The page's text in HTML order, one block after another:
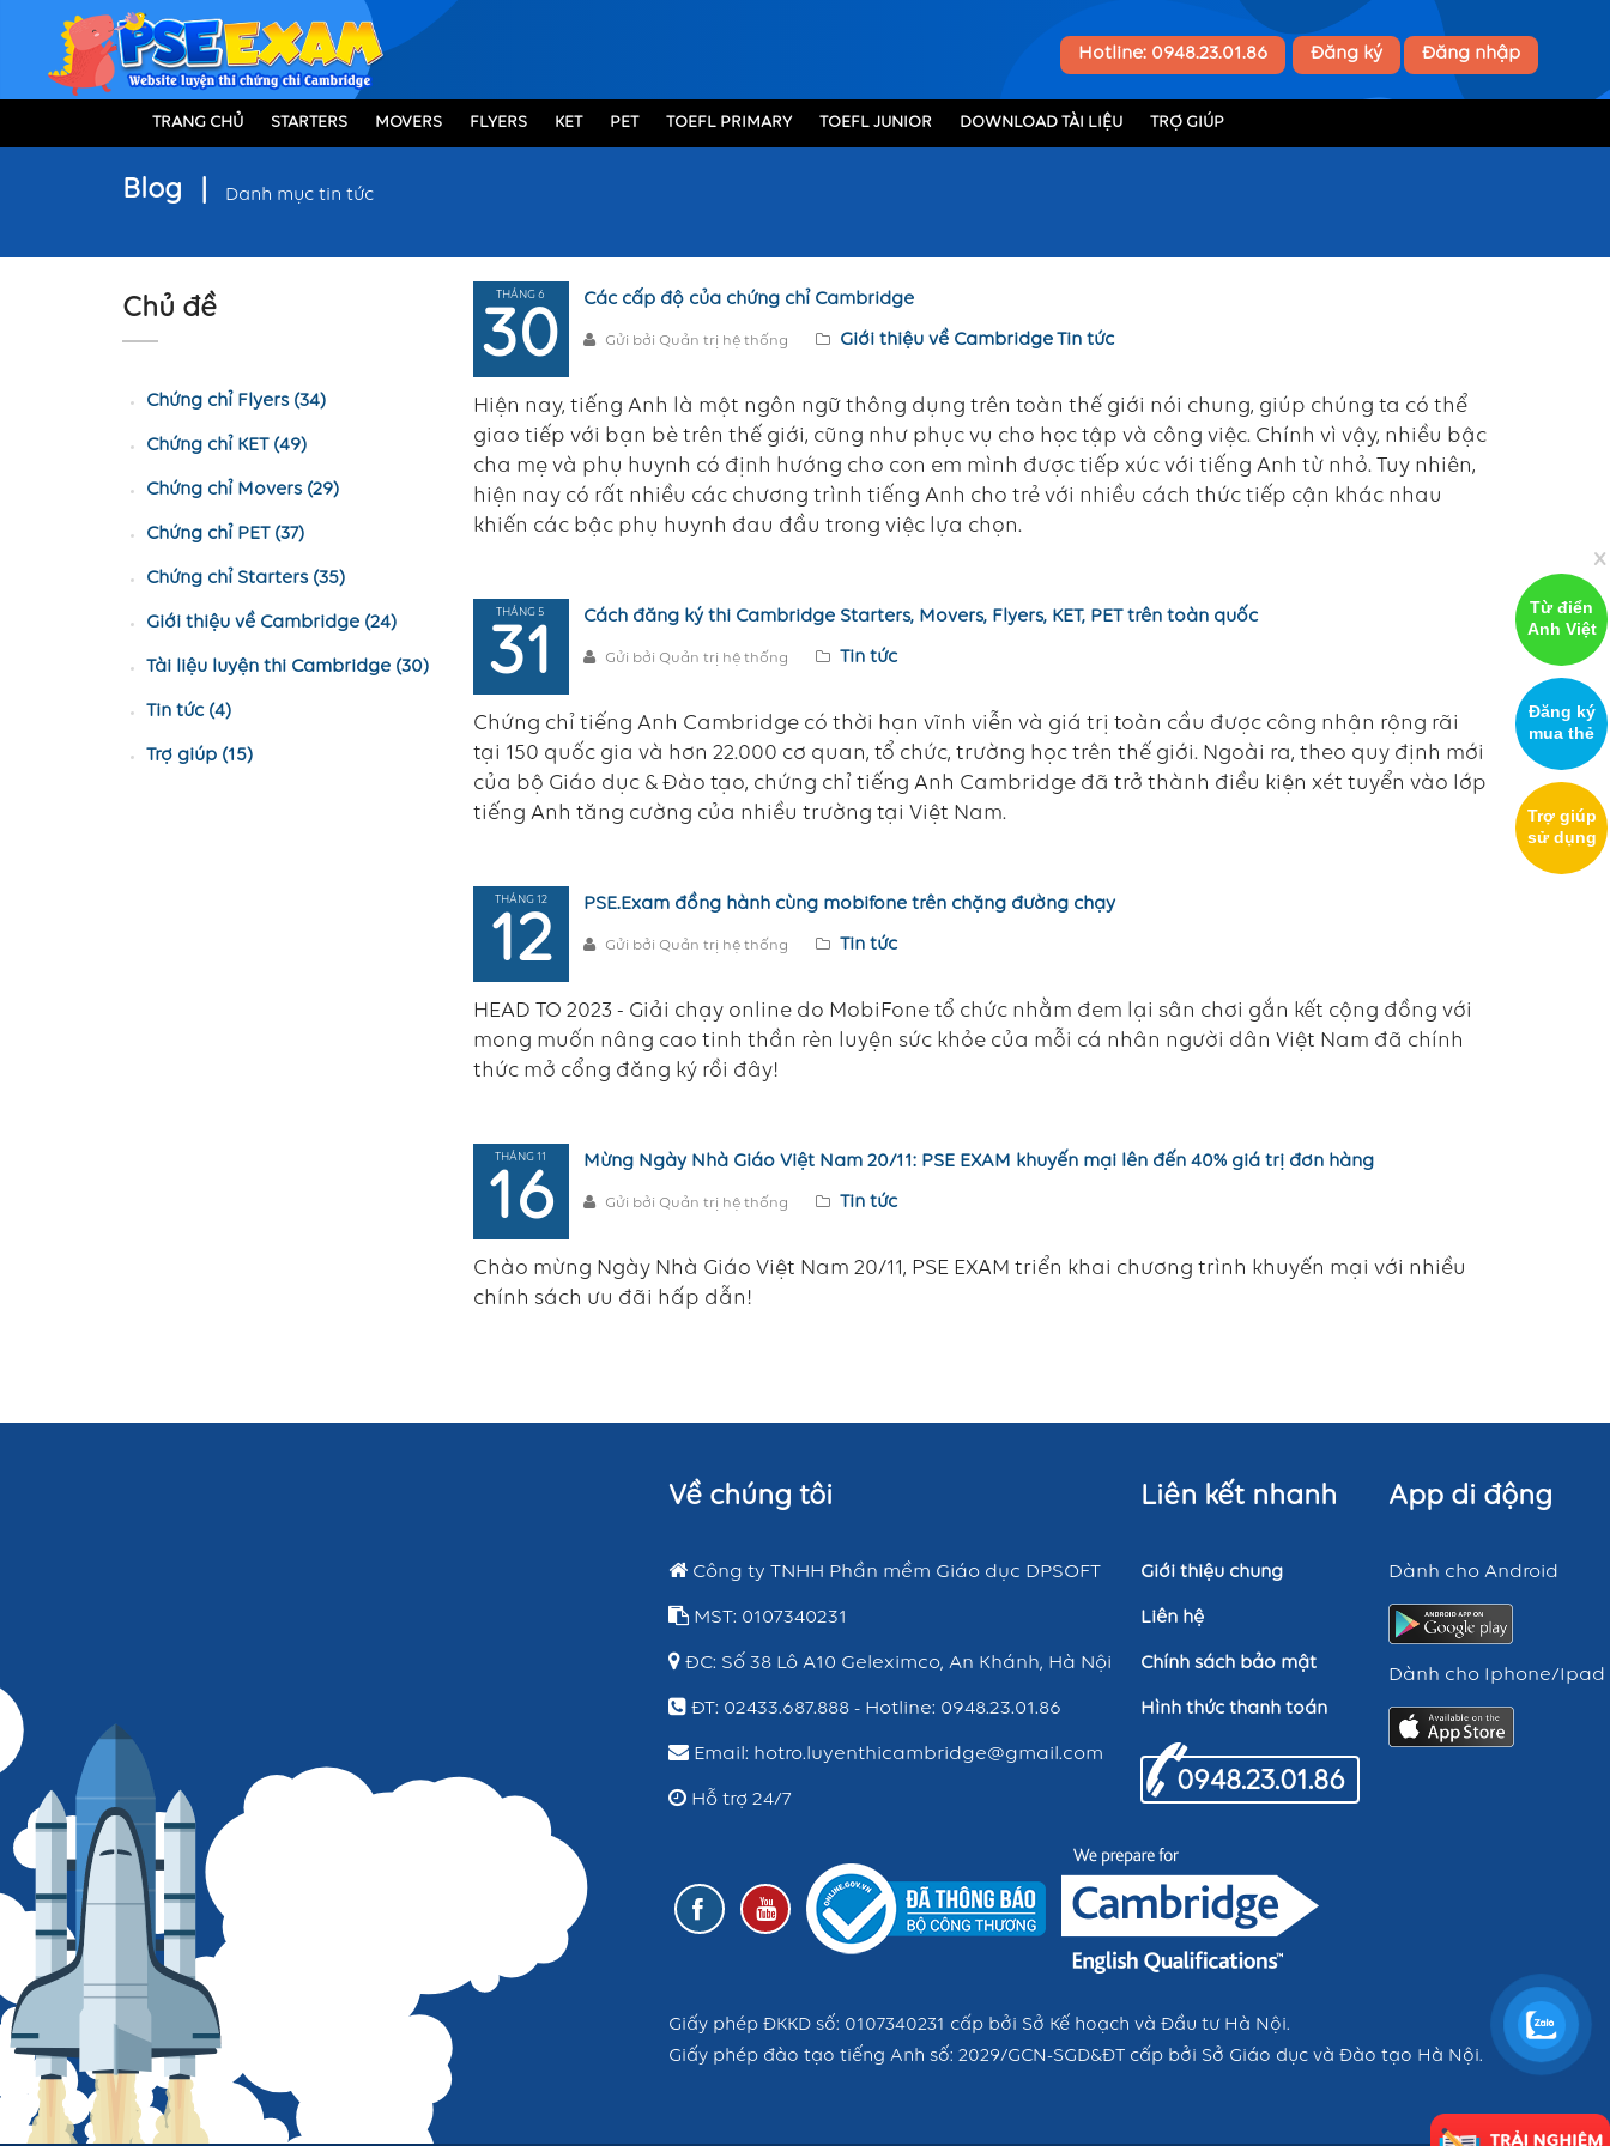
Hotline: 0948.23.01.86 Đăng ký Đăng nhập
TRANG CHỦ STARTERS MOVERS FLYERS KET PET TOEFL PRIMARY TOEFL JUNIOR DOWNLOAD TÀI LIỆU TRỢ GIÚP
Blog Danh mục tin tức
Chủ đề
Chứng chỉ Flyers (34)
Chứng chỉ KET (49)
Chứng chỉ Movers (29)
Chứng chỉ PET (37)
Chứng chỉ Starters (35)
Giới thiệu về Cambridge (24)
Tài liệu luyện thi Cambridge (30)
Tin tức (4)
Trợ giúp (15)
THÁNG 6
30
Các cấp độ của chứng chỉ Cambridge
Gửi bởi Quản trị hệ thống Giới thiệu về Cambridge Tin tức
Hiện nay, tiếng Anh là một ngôn ngữ thông dụng trên toàn thế giới nói chung, giúp chúng ta có thể
giao tiếp với bạn bè trên thế giới, cũng như phục vụ cho học tập và công việc. Chính vì vậy, nhiều bậc
cha mẹ và phụ huynh có định hướng cho con em mình được tiếp xúc với tiếng Anh từ nhỏ. Tuy nhiên,
hiện nay có rất nhiều các chương trình tiếng Anh cho trẻ với nhiều cách thức tiếp cận khác nhau
khiến các bậc phụ huynh đau đầu trong việc lựa chọn.
THÁNG 5
31
Cách đăng ký thi Cambridge Starters, Movers, Flyers, KET, PET trên toàn quốc
Gửi bởi Quản trị hệ thống Tin tức
Chứng chỉ tiếng Anh Cambridge có thời hạn vĩnh viễn và giá trị toàn cầu được công nhận rộng rãi
tại 150 quốc gia và hơn 22.000 cơ quan, tổ chức, trường học trên thế giới. Ngoài ra, theo quy định mới
của bộ Giáo dục & Đào tạo, chứng chỉ tiếng Anh Cambridge đã trở thành điều kiện xét tuyển vào lớp
tiếng Anh tăng cường của nhiều trường tại Việt Nam.
THÁNG 12
12
PSE.Exam đồng hành cùng mobifone trên chặng đường chạy
Gửi bởi Quản trị hệ thống Tin tức
HEAD TO 2023 - Giải chạy online do MobiFone tổ chức nhằm đem lại sân chơi gắn kết cộng đồng với
mong muốn nâng cao tinh thần rèn luyện sức khỏe của mỗi cá nhân người dân Việt Nam đã chính
thức mở cổng đăng ký rồi đây!
THÁNG 11
16
Mừng Ngày Nhà Giáo Việt Nam 20/11: PSE EXAM khuyến mại lên đến 40% giá trị đơn hàng
Gửi bởi Quản trị hệ thống Tin tức
Chào mừng Ngày Nhà Giáo Việt Nam 20/11, PSE EXAM triển khai chương trình khuyến mại với nhiều
chính sách ưu đãi hấp dẫn!
Về chúng tôi
Công ty TNHH Phần mềm Giáo dục DPSOFT
MST: 0107340231
ĐC: Số 38 Lô A10 Geleximco, An Khánh, Hà Nội
ĐT: 02433.687.888 - Hotline: 0948.23.01.86
Email: hotro.luyenthicambridge@gmail.com
Hỗ trợ 24/7
Liên kết nhanh
Giới thiệu chung
Liên hệ
Chính sách bảo mật
Hình thức thanh toán
0948.23.01.86
App di động
Dành cho Android
Dành cho Iphone/Ipad
Giấy phép ĐKKD số: 0107340231 cấp bởi Sở Kế hoạch và Đầu tư Hà Nội.
Giấy phép đào tạo tiếng Anh số: 2029/GCN-SGD&ĐT cấp bởi Sở Giáo dục và Đào tạo Hà Nội.
x
Từ điển
Anh Việt
Đăng ký
mua thẻ
Trợ giúp
sử dụng